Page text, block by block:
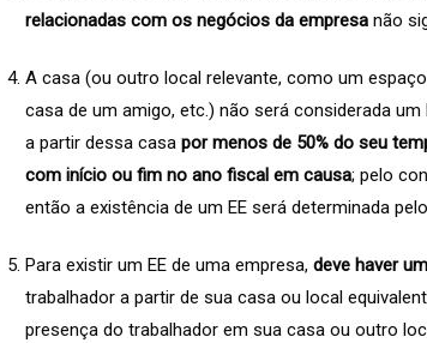
relacionadas com os negócios da empresa não
A casa (ou outro local relevante, como um
casa de um amigo, etc.) não será considerada
a partir dessa casa por menos de 50% do seu
com início ou fim no ano fiscal em causa; pelo
então a existência de um EE será determinada
Para existir um EE de uma empresa, deve haver
trabalhador a partir de sua casa ou local
presença do trabalhador em sua casa ou outro